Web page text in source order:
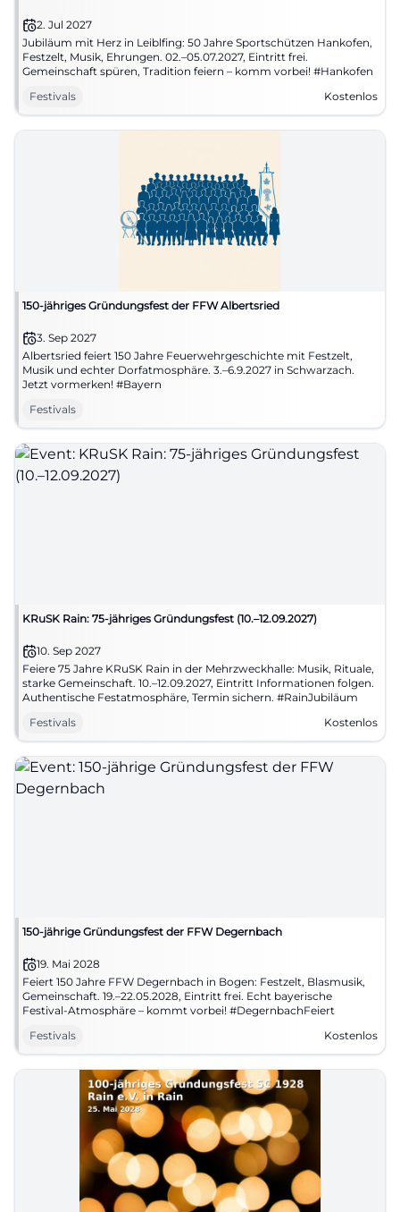
2. Jul 2027
Jubiläum mit Herz in Leiblfing: 50 Jahre Sportschützen Hankofen,
Festzelt, Musik, Ehrungen. 02.–05.07.2027, Eintritt frei.
Gemeinschaft spüren, Tradition feiern – komm vorbei! #Hankofen
Festivals
Kostenlos
150-jähriges Gründungsfest der FFW Albertsried
3. Sep 2027
Albertsried feiert 150 Jahre Feuerwehrgeschichte mit Festzelt,
Musik und echter Dorfatmosphäre. 3.–6.9.2027 in Schwarzach.
Jetzt vormerken! #Bayern
Festivals
KRuSK Rain: 75-jähriges Gründungsfest (10.–12.09.2027)
10. Sep 2027
Feiere 75 Jahre KRuSK Rain in der Mehrzweckhalle: Musik, Rituale,
starke Gemeinschaft. 10.–12.09.2027, Eintritt Informationen folgen.
Authentische Festatmosphäre, Termin sichern. #RainJubiläum
Festivals
Kostenlos
150-jährige Gründungsfest der FFW Degernbach
19. Mai 2028
Feiert 150 Jahre FFW Degernbach in Bogen: Festzelt, Blasmusik,
Gemeinschaft. 19.–22.05.2028, Eintritt frei. Echt bayerische
Festival-Atmosphäre – kommt vorbei! #DegernbachFeiert
Festivals
Kostenlos